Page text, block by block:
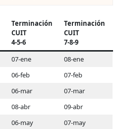
Terminación
CUIT
4-5-6
Terminación
CUIT
7-8-9
07-ene
08-ene
06-feb
07-feb
06-mar
07-mar
08-abr
09-abr
06-may
07-may